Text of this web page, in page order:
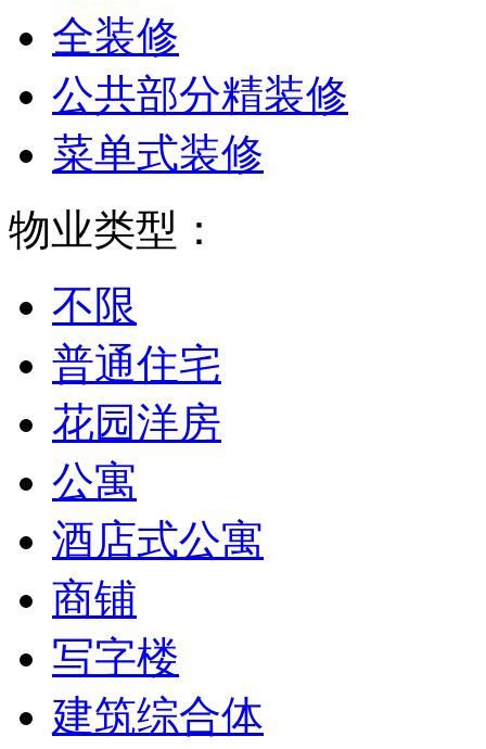
全装修
公共部分精装修
菜单式装修
物业类型：
不限
普通住宅
花园洋房
公寓
酒店式公寓
商铺
写字楼
建筑综合体